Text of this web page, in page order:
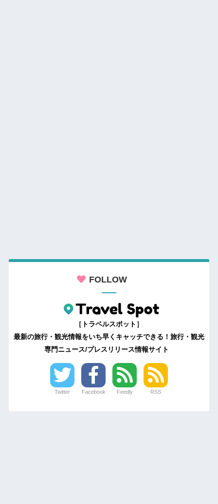
FOLLOW
［トラベルスポット］
最新の旅行・観光情報をいち早くキャッチできる！旅行・観光
専門ニュース/プレスリリース情報サイト
Twitter Facebook Feedly RSS